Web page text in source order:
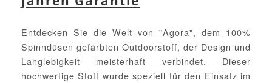
Entdecken Sie die Welt von "Agora", dem 100%
Spinndüsen gefärbten Outdoorstoff, der Design und
Langlebigkeit meisterhaft verbindet. Dieser
hochwertige Stoff wurde speziell für den Einsatz im